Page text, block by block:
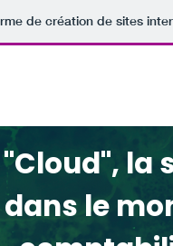
de création de sites
"Cloud", la
le